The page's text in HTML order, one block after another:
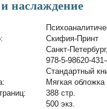
наслаждение
Скифия-Принт
Санкт-
978-5-98620-
Стандартный
Мягкая обложка
388 стр.
500 экз.